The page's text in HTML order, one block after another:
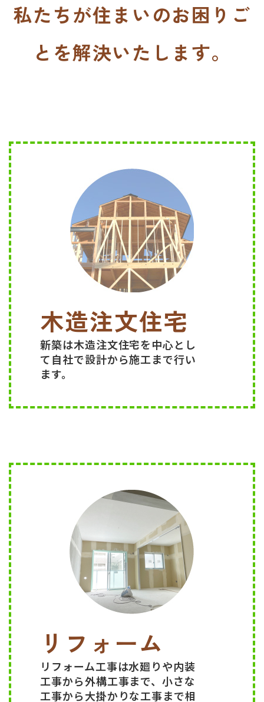
私たちが住まいのお困りご
とを解決いたします。
木造注文住宅
新築は木造注文住宅を中心とし
て自社で設計から施工まで行い
ます。
リフォーム
リフォーム工事は水廻りや内装
工事から外構工事まで、小さな
工事から大掛かりな工事まで相